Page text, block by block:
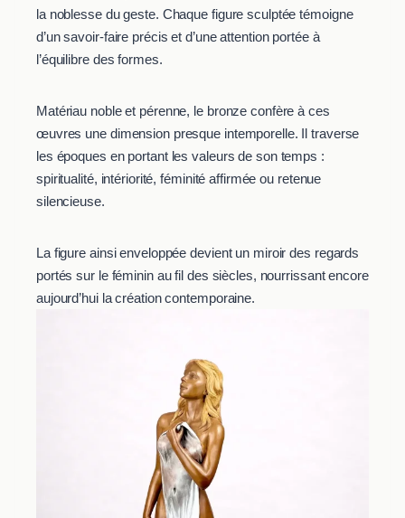
la noblesse du geste. Chaque figure sculptée témoigne
d’un savoir-faire précis et d’une attention portée à
l’équilibre des formes.
Matériau noble et pérenne, le bronze confère à ces
œuvres une dimension presque intemporelle. Il traverse
les époques en portant les valeurs de son temps :
spiritualité, intériorité, féminité affirmée ou retenue
silencieuse.
La figure ainsi enveloppée devient un miroir des regards
portés sur le féminin au fil des siècles, nourrissant encore
aujourd’hui la création contemporaine.